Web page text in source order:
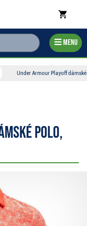
Menu
Under Armour Playoff
polo,